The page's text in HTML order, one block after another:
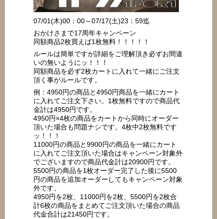
07/01(木)00：00～07/17(土)23：59迄
おかけさまで17周年キャンペーン
同額商品2枚買えば1枚無料！！！！！
ルールは簡単ですが詳細をご理解頂き必ずお間違
いの無いようにッ！！！
同額商品を必ず2枚カートに入れて一緒にご注文
頂く事がルールです。
例：4950円の商品と4950円商品を一緒にカート
に入れてご注文下さい。1枚無料ですので商品代
金計は4950円です。
4950円×4枚の商品をカートから同時にオーダー
頂いた場合も問題ナシです。4枚中2枚無料です
ッ！！！
11000円の商品と9900円の商品を一緒にカート
に入れてご注文頂いた場合はキャンペーン対象外
でございますので商品代金計は20900円です。
5500円の商品を1枚オーダー完了した後に5500
円の商品を追加オーダーしてもキャンペーン対象
外です。
4950円を2枚、11000円を2枚、5500円を2枚合
計6枚の商品をまとめてご注文頂いた場合の商品
代金合計は21450円です。